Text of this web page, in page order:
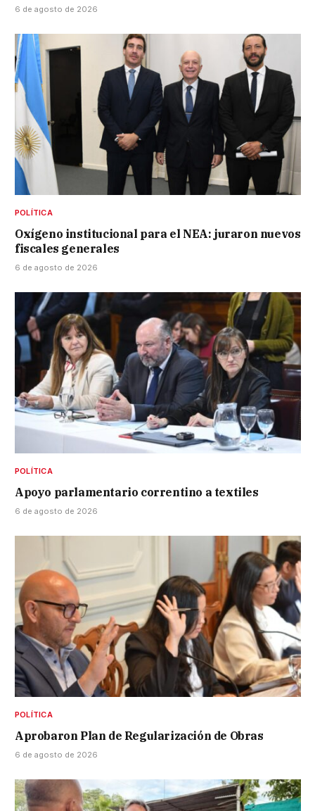
6 de agosto de 2026
POLÍTICA
Oxígeno institucional para el NEA: juraron nuevos
fiscales generales
6 de agosto de 2026
POLÍTICA
Apoyo parlamentario correntino a textiles
6 de agosto de 2026
POLÍTICA
Aprobaron Plan de Regularización de Obras
6 de agosto de 2026